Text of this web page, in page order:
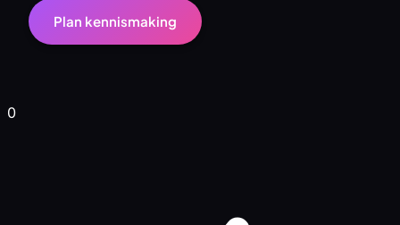
Plan kennismaking
0